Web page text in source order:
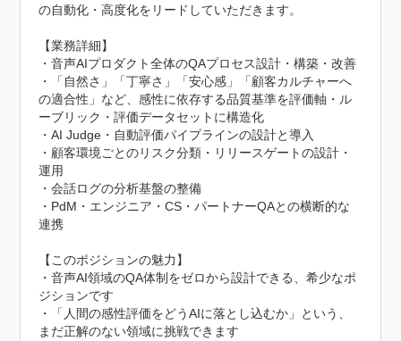
の自動化・高度化をリードしていただきます。
【業務詳細】
・音声AIプロダクト全体のQAプロセス設計・構築・改善
・「自然さ」「丁寧さ」「安心感」「顧客カルチャーへ
の適合性」など、感性に依存する品質基準を評価軸・ル
ーブリック・評価データセットに構造化
・AI Judge・自動評価パイプラインの設計と導入
・顧客環境ごとのリスク分類・リリースゲートの設計・
運用
・会話ログの分析基盤の整備
・PdM・エンジニア・CS・パートナーQAとの横断的な
連携
【このポジションの魅力】
・音声AI領域のQA体制をゼロから設計できる、希少なポ
ジションです
・「人間の感性評価をどうAIに落とし込むか」という、
まだ正解のない領域に挑戦できます